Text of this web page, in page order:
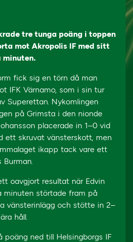
tre tunga poäng i toppen
mot Akropolis IF med sitt
minuten.
fick sig en törn då man
IFK Värnamo, som i sin tur
Superettan. Nykomlingen
på Grimsta i den nionde
placerade in 1–0 vid
ett skruvat vänsterskott, men
ikapp tack vare ett
oavgjort resultat när Edvin
minuten störtade fram på
vänsterinlägg och stötte in 2–
håll.
poäng ned till Helsingborgs IF